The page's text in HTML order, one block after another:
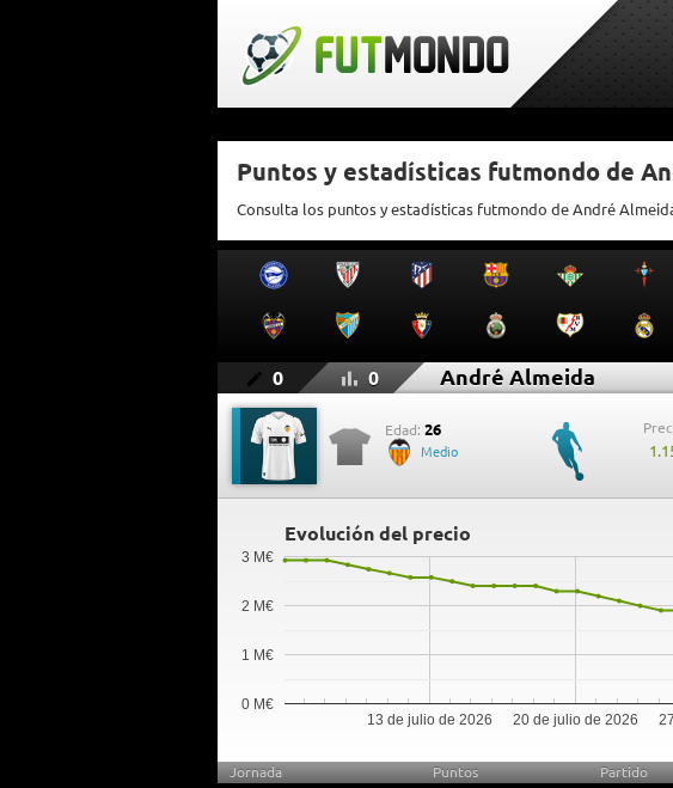
Puntos y estadísticas futmondo de
Consulta los puntos y estadísticas futmondo de André
0 0 André Almeida
Edad: 26
Medio
Evolución del precio
13 de julio de 2026 20 de julio de 2026
0 M€
1 M€
2 M€
3 M€
Jornada Puntos Partido